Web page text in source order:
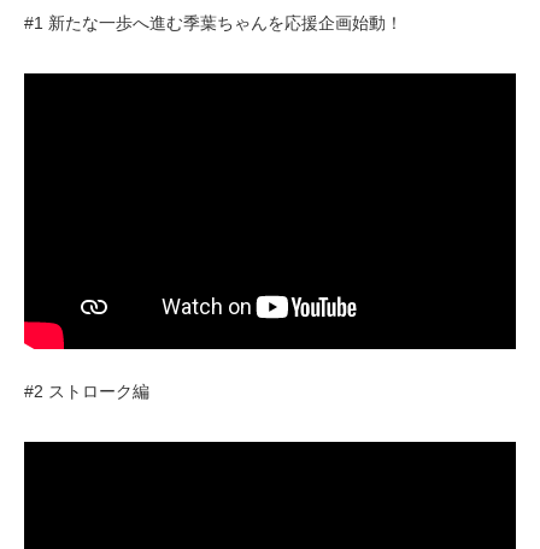
#1 新たな一歩へ進む季葉ちゃんを応援企画始動！
#2 ストローク編